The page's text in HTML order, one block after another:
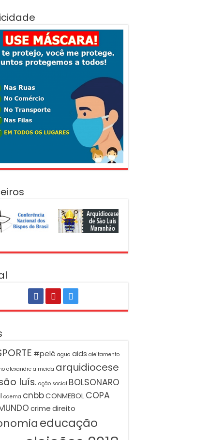
#pelé agua aids aleitamento
alexandre almeida arquidiocese
luís. ação social BOLSONARO
caema cnbbCONMEBOLCOPA
crimedireito
educação